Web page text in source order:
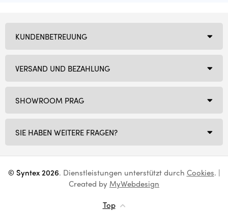
SHOWROOM PRAG
SIE HABEN WEITERE FRAGEN?
KUNDENBETREUUNG
VERSAND UND BEZAHLUNG
© Syntex 2026. Dienstleistungen unterstützt durch Cookies. |
Created by MyWebdesign
Top